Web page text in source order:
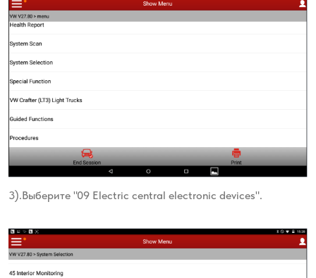
3).Выберите "09 Electric central electronic devices".